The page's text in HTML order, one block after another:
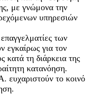
με γνώμονα την
υπηρεσιών
των
εγκαίρως για τον
τη διάρκεια της
κατανόηση.
το κοινό